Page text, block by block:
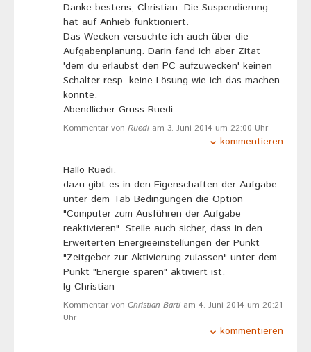
Danke bestens, Christian. Die Suspendierung
hat auf Anhieb funktioniert.
Das Wecken versuchte ich auch über die
Aufgabenplanung. Darin fand ich aber Zitat
'dem du erlaubst den PC aufzuwecken' keinen
Schalter resp. keine Lösung wie ich das machen
könnte.
Abendlicher Gruss Ruedi
Kommentar von Ruedi am 3. Juni 2014 um 22:00 Uhr
kommentieren
Hallo Ruedi,
dazu gibt es in den Eigenschaften der Aufgabe
unter dem Tab Bedingungen die Option
"Computer zum Ausführen der Aufgabe
reaktivieren". Stelle auch sicher, dass in den
Erweiterten Energieeinstellungen der Punkt
"Zeitgeber zur Aktivierung zulassen" unter dem
Punkt "Energie sparen" aktiviert ist.
lg Christian
Kommentar von Christian Bartl am 4. Juni 2014 um 20:21
Uhr
kommentieren